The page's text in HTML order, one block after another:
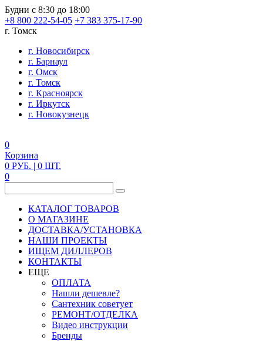
Будни с 8:30 до 18:00
+8 800 222-54-05 +7 383 375-17-90
г. Томск
г. Новосибирск
г. Барнаул
г. Омск
г. Томск
г. Красноярск
г. Иркутск
г. Новокузнецк
0
Корзина
0 РУБ. | 0 ШТ.
0
КАТАЛОГ ТОВАРОВ
О МАГАЗИНЕ
ДОСТАВКА/УСТАНОВКА
НАШИ ПРОЕКТЫ
ИЩЕМ ДИЛЛЕРОВ
КОНТАКТЫ
ЕЩЕ
ОПЛАТА
Нашли дешевле?
Сантехник советует
РЕМОНТ/ОТДЕЛКА
Видео инструкции
Бренды